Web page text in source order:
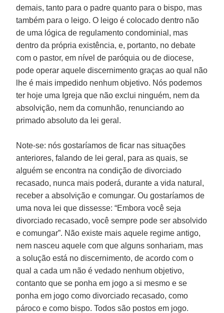
demais, tanto para o padre quanto para o bispo, mas
também para o leigo. O leigo é colocado dentro não
de uma lógica de regulamento condominial, mas
dentro da própria existência, e, portanto, no debate
com o pastor, em nível de paróquia ou de diocese,
pode operar aquele discernimento graças ao qual não
lhe é mais impedido nenhum objetivo. Nós podemos
ter hoje uma Igreja que não exclui ninguém, nem da
absolvição, nem da comunhão, renunciando ao
primado absoluto da lei geral.
Note-se: nós gostaríamos de ficar nas situações
anteriores, falando de lei geral, para as quais, se
alguém se encontra na condição de divorciado
recasado, nunca mais poderá, durante a vida natural,
receber a absolvição e comungar. Ou gostaríamos de
uma nova lei que dissesse: “Embora você seja
divorciado recasado, você sempre pode ser absolvido
e comungar”. Não existe mais aquele regime antigo,
nem nasceu aquele com que alguns sonhariam, mas
a solução está no discernimento, de acordo com o
qual a cada um não é vedado nenhum objetivo,
contanto que se ponha em jogo a si mesmo e se
ponha em jogo como divorciado recasado, como
pároco e como bispo. Todos são postos em jogo.